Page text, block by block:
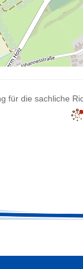
für die sachliche